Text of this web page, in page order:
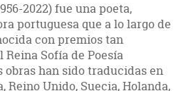
2022)fue una poeta,
portuguesa que a lo largo de
con premios tan
Sofía de Poesía
obras han sido traducidas en
Reino Unido, Suecia, Holanda,